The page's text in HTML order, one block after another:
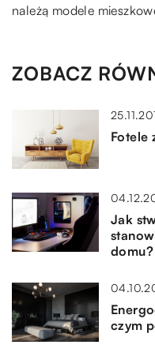
należą modele
ZOBACZ
Fotele
Jak
domu?
czym